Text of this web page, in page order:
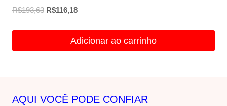
R$193,63 O
R$116,18O
é:
Adicionar ao carrinho
AQUI VOCÊ PODE CONFIAR